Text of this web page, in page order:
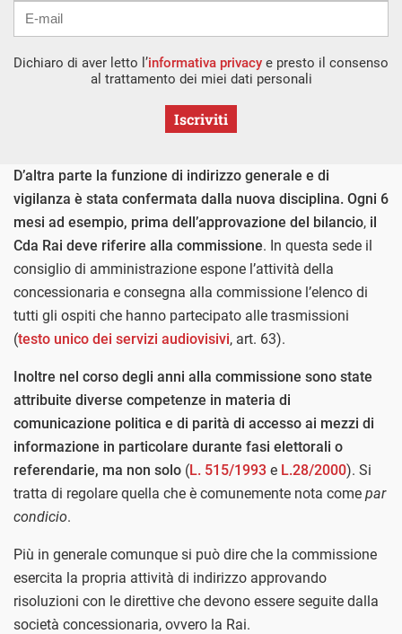
Dichiaro di aver letto l’informativa privacy e presto il consenso
al trattamento dei miei dati personali
Iscriviti
D’altra parte la funzione di indirizzo generale e di
vigilanza è stata confermata dalla nuova disciplina. Ogni 6
mesi ad esempio, prima dell’approvazione del bilancio, il
Cda Rai deve riferire alla commissione. In questa sede il
consiglio di amministrazione espone l’attività della
concessionaria e consegna alla commissione l’elenco di
tutti gli ospiti che hanno partecipato alle trasmissioni
(testo unico dei servizi audiovisivi, art. 63).
Inoltre nel corso degli anni alla commissione sono state
attribuite diverse competenze in materia di
comunicazione politica e di parità di accesso ai mezzi di
informazione in particolare durante fasi elettorali o
referendarie, ma non solo (L. 515/1993 e L.28/2000). Si
tratta di regolare quella che è comunemente nota come par
condicio.
Più in generale comunque si può dire che la commissione
esercita la propria attività di indirizzo approvando
risoluzioni con le direttive che devono essere seguite dalla
società concessionaria, ovvero la Rai.